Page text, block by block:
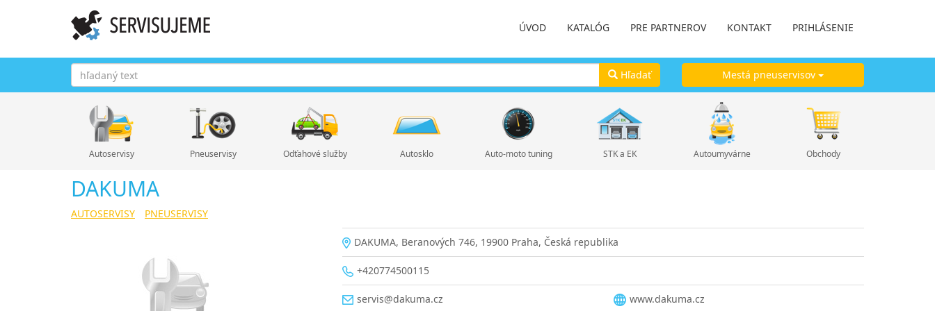
ÚVOD KATALÓG PRE PARTNEROV KONTAKT PRIHLÁSENIE
Hľadať Mestá pneuservisov
Autoservisy Pneuservisy Odťahové služby Autosklo Auto-moto tuning STK a EK Autoumyvárne Obchody
DAKUMA
AUTOSERVISY PNEUSERVISY
DAKUMA, Beranových 746, 19900 Praha, Česká republika
+420774500115
servis@dakuma.cz www.dakuma.cz